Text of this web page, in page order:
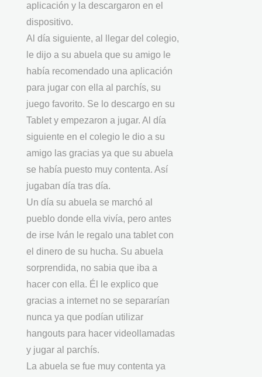
aplicación y la descargaron en el
dispositivo.
Al día siguiente, al llegar del colegio,
le dijo a su abuela que su amigo le
había recomendado una aplicación
para jugar con ella al parchís, su
juego favorito. Se lo descargo en su
Tablet y empezaron a jugar. Al día
siguiente en el colegio le dio a su
amigo las gracias ya que su abuela
se había puesto muy contenta. Así
jugaban día tras día.
Un día su abuela se marchó al
pueblo donde ella vivía, pero antes
de irse Iván le regalo una tablet con
el dinero de su hucha. Su abuela
sorprendida, no sabia que iba a
hacer con ella. Él le explico que
gracias a internet no se separarían
nunca ya que podían utilizar
hangouts para hacer videollamadas
y jugar al parchís.
La abuela se fue muy contenta ya